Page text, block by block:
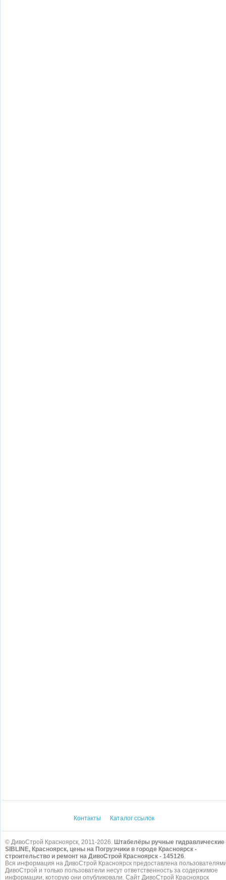
Контакты Каталог ссылок
© ДивоСтрой Красноярск, 2011-2026. Штабелёры ручные гидравлические
SIBLINE, Красноярск, цены на Погрузчики в городе Красноярск -
строительство и ремонт на ДивоСтрой Красноярск - 145126.
Вся информация на ДивоСтрой Красноярск предоставлена
ДивоСтрой и только пользователи несут ответственность за содержимое
информации, которую они опубликовали. Сайт ДивоСтрой Красноярск